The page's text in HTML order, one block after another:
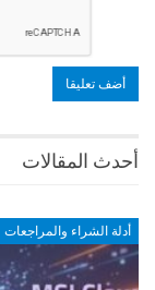
أحدث المقالات
أدلة الشراء والمراجعات